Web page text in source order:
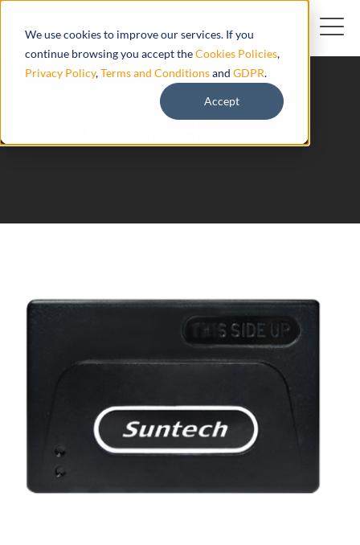
We use cookies to improve our services. If you
continue browsing you accept theCookies Policies,
Privacy Policy,Terms and Conditionsand GDPR.
Accept